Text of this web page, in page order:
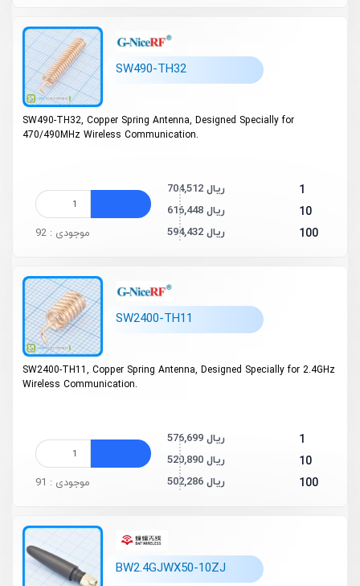
SW490-TH32
SW490-TH32, Copper Spring Antenna, Designed Specially for
470/490MHz Wireless Communication.
1 704,512 ریال
10 616,448 ریال
100 594,432 ریال موجودی : 92
SW2400-TH11
SW2400-TH11, Copper Spring Antenna, Designed Specially for 2.4GHz
Wireless Communication.
1 576,699 ریال
10 520,890 ریال
100 502,286 ریال موجودی : 91
BW2.4GJWX50-10ZJ